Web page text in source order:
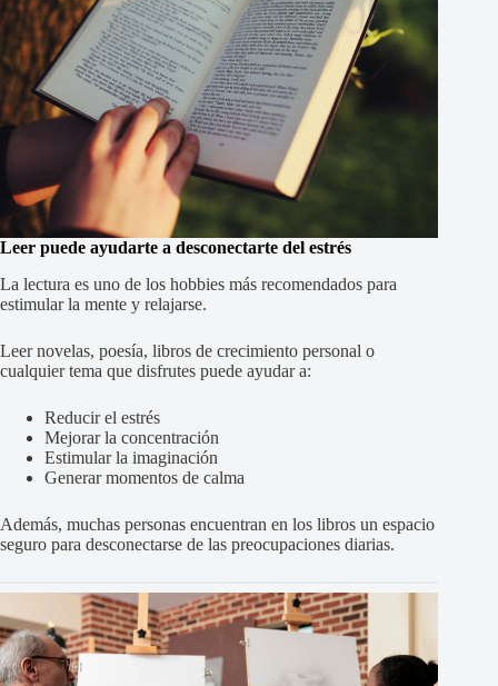
Leer puede ayudarte a desconectarte del estrés
La lectura es uno de los hobbies más recomendados para
estimular la mente y relajarse.
Leer novelas, poesía, libros de crecimiento personal o
cualquier tema que disfrutes puede ayudar a:
Reducir el estrés
Mejorar la concentración
Estimular la imaginación
Generar momentos de calma
Además, muchas personas encuentran en los libros un espacio
seguro para desconectarse de las preocupaciones diarias.